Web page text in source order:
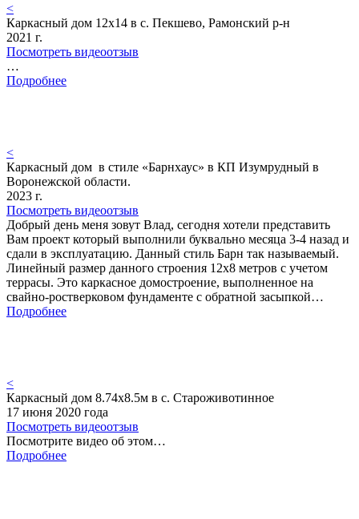
<
Каркасный дом 12х14 в с. Пекшево, Рамонский р-н
2021 г.
Посмотреть видеоотзыв
…
Подробнее
<
Каркасный дом в стиле «Барнхаус» в КП Изумрудный в
Воронежской области.
2023 г.
Посмотреть видеоотзыв
Добрый день меня зовут Влад, сегодня хотели представить
Вам проект который выполнили буквально месяца 3-4 назад и
сдали в эксплуатацию. Данный стиль Барн так называемый.
Линейный размер данного строения 12х8 метров с учетом
террасы. Это каркасное домостроение, выполненное на
свайно-ростверковом фундаменте с обратной засыпкой…
Подробнее
<
Каркасный дом 8.74х8.5м в с. Староживотинное
17 июня 2020 года
Посмотреть видеоотзыв
Посмотрите видео об этом…
Подробнее